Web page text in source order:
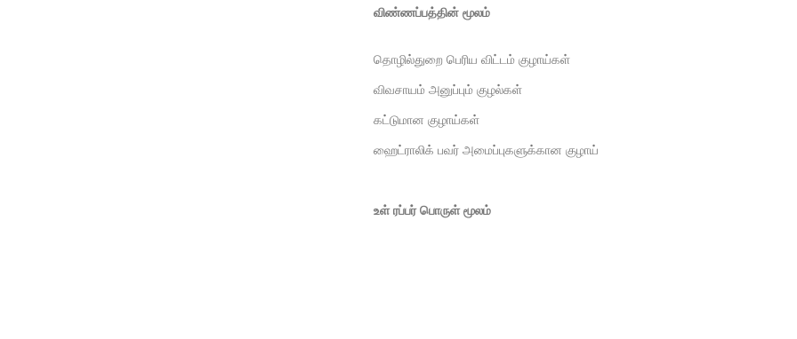
விண்ணப்பத்தின் மூலம்
தொழில்துறை பெரிய விட்டம் குழாய்கள்
விவசாயம் அனுப்பும் குழல்கள்
கட்டுமான குழாய்கள்
ஹைட்ராலிக் பவர் அமைப்புகளுக்கான குழாய்
உள் ரப்பர் பொருள் மூலம்